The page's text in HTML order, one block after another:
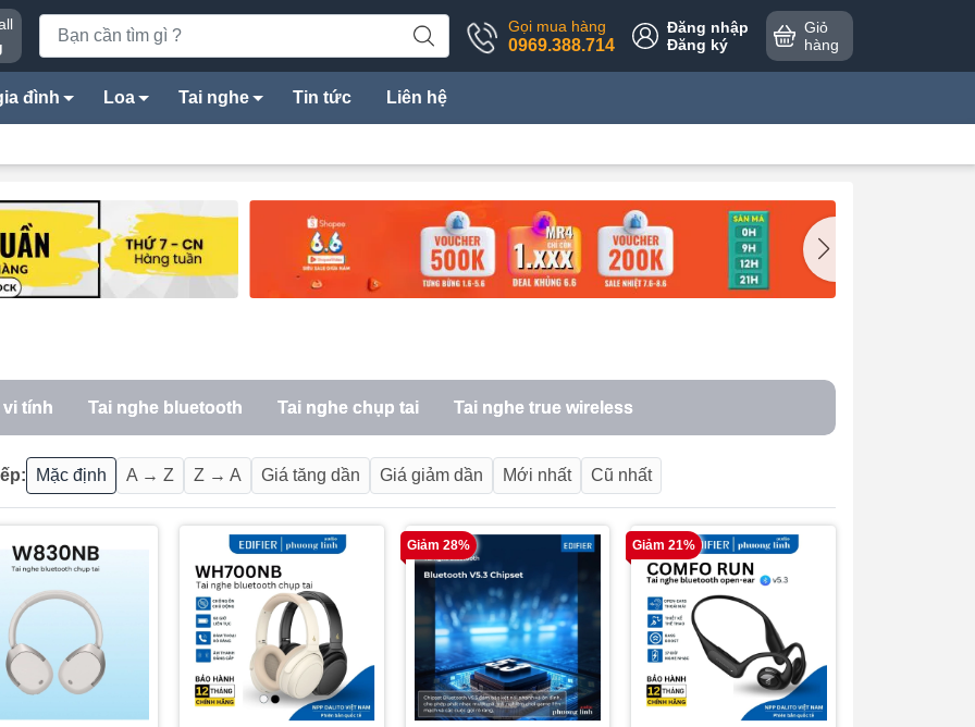
Gọi mua hàng
0969.388.714
Đăng nhập
Đăng ký
Giỏ
hàng
đình Loa Tai nghe Tin tức Liên hệ
vi tính Tai nghe bluetooth Tai nghe chụp tai Tai nghe true wireless
Mặc định A → Z Z → A Giá tăng dần Giá giảm dần Mới nhất Cũ nhất
Giảm 28% Giảm 21%